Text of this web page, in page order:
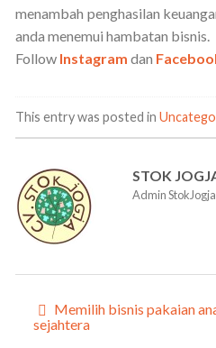
menambah penghasilan
anda menemui hambatan bisnis.
Follow Instagram dan
This entry was posted in
STOK
Admin StokJogja
Memilih bisnis pakaian
sejahtera